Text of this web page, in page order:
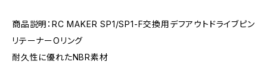
商品説明：RC MAKER SP1/SP1-F交換用デフアウトドライブピン
リテーナーOリング
耐久性に優れたNBR素材